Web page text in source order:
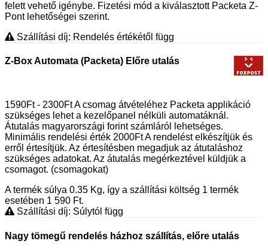
felett vehető igénybe. Fizetési mód a kiválasztott Packeta Z-
Pont lehetőségei szerint.
Szállítási díj: Rendelés értékétől függ
Z-Box Automata (Packeta) Előre utalás
1590Ft - 2300Ft A csomag átvételéhez Packeta applikáció
szükséges lehet a kezelőpanel nélküli automatáknál.
Átutalás magyarországi forint számláról lehetséges.
Minimális rendelési érték 2000Ft A rendelést elkészítjük és
erről értesítjük. Az értesítésben megadjuk az átutaláshoz
szükséges adatokat. Az átutalás megérkeztével küldjük a
csomagot. (csomagokat)
A termék súlya 0.35 Kg, így a szállítási költség 1 termék
esetében 1 590 Ft.
Szállítási díj: Súlytól függ
Nagy tömegű rendelés házhoz szállítás, előre utalás